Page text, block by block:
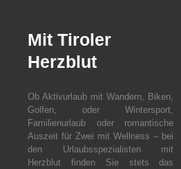
Mit Tiroler
Herzblut
Ob Aktivurlaub mit Wandern, Biken,
Golfen, oder Wintersport,
Familienurlaub oder romantische
Auszeit für Zwei mit Wellness – bei
den Urlaubsspezialisten mit
Herzblut finden Sie stets das